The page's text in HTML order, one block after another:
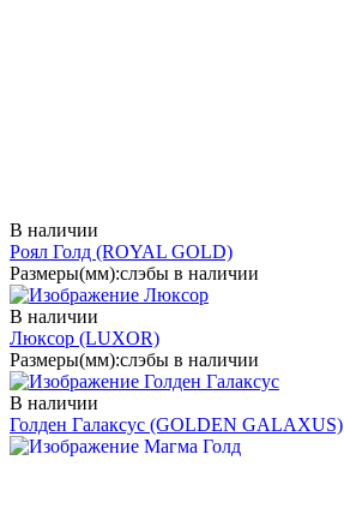
В наличии
Роял Голд (ROYAL GOLD)
Размеры(мм):слэбы в наличии
В наличии
Люксор (LUXOR)
Размеры(мм):слэбы в наличии
В наличии
Голден Галаксус (GOLDEN GALAXUS)